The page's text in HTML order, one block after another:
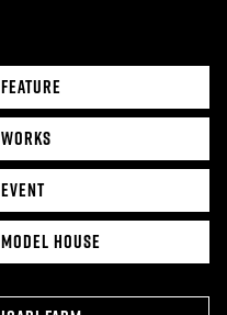
FEATURE
WORKS
EVENT
MODEL HOUSE